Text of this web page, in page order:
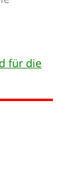
für die